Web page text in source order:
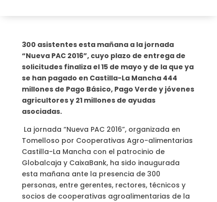
300 asistentes esta mañana a la jornada
“Nueva PAC 2016”, cuyo plazo de entrega de
solicitudes finaliza el 15 de mayo y de la que ya
se han pagado en Castilla-La Mancha 444
millones de Pago Básico, Pago Verde y jóvenes
agricultores y 21 millones de ayudas
asociadas.
La jornada “Nueva PAC 2016”, organizada en
Tomelloso por Cooperativas Agro-alimentarias
Castilla-La Mancha con el patrocinio de
Globalcaja y CaixaBank, ha sido inaugurada
esta mañana ante la presencia de 300
personas, entre gerentes, rectores, técnicos y
socios de cooperativas agroalimentarias de la